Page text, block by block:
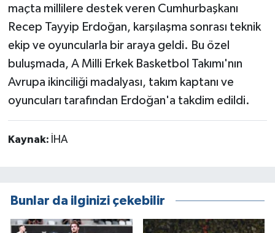
maçta millilere destek veren Cumhurbaşkanı
Recep Tayyip Erdoğan, karşılaşma sonrası teknik
ekip ve oyuncularla bir araya geldi. Bu özel
buluşmada, A Milli Erkek Basketbol Takımı'nın
Avrupa ikinciliği madalyası, takım kaptanı ve
oyuncuları tarafından Erdoğan'a takdim edildi.
Kaynak: İHA
Bunlar da ilginizi çekebilir